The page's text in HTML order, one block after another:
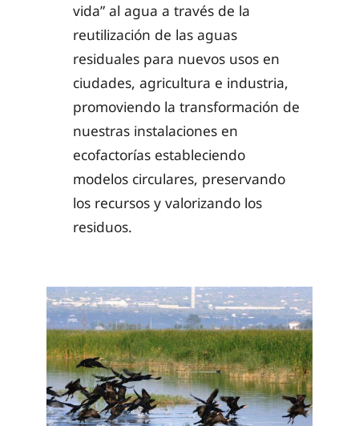
vida” al agua a través de la
reutilización de las aguas
residuales para nuevos usos en
ciudades, agricultura e industria,
promoviendo la transformación de
nuestras instalaciones en
ecofactorías estableciendo
modelos circulares, preservando
los recursos y valorizando los
residuos.